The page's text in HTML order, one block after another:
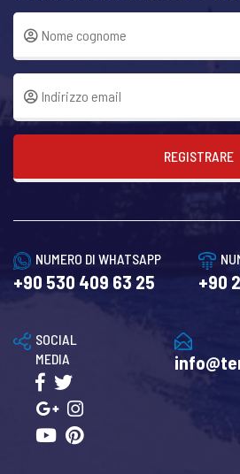
REGISTRARE
NUMERO DI WHATSAPP
+90 530 409 63 25 +90
SOCIAL
MEDIA